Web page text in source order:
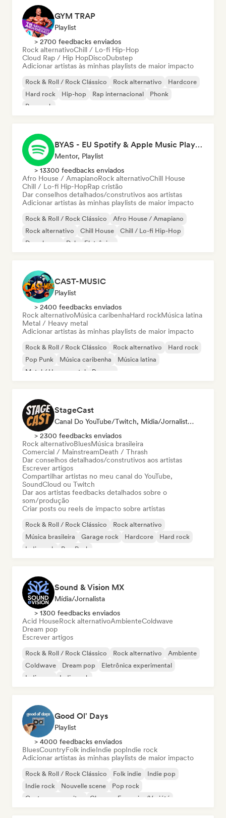
GYM TRAP
Playlist
> 2700 feedbacks enviados
Rock alternativoChill / Lo-fi Hip-Hop
Cloud Rap / Hip HopDiscoDubstep
Adicionar artistas às minhas playlists de maior impacto
Rock & Roll / Rock Clássico Rock alternativo
Hardcore
Hard rock
Hip-hop Rap internacional
Phonk
Pop rock
BYAS - EU Spotify & Apple Music Playlists
Mentor, Playlist
> 13300 feedbacks enviados
Afro House / AmapianoRock alternativoChill House
Chill / Lo-fi Hip-HopRap cristão
Dar conselhos detalhados/construtivos aos artistas
Adicionar artistas às minhas playlists de maior impacto
Rock & Roll / Rock Clássico
Afro House / Amapiano
Rock alternativo
Chill House
Chill / Lo-fi Hip-Hop
Deep house
Dub Eletrônica
CAST-MUSIC
Playlist
> 2400 feedbacks enviados
Rock alternativoMúsica caribenhaHard rockMúsica latina
Metal / Heavy metal
Adicionar artistas às minhas playlists de maior impacto
Rock & Roll / Rock Clássico Rock alternativo
Hard rock
Pop Punk
Música caribenha
Música latina
Metal / Heavy metal
Reggae
StageCast
Canal Do YouTube/Twitch, Mídia/Jornalista, Mentor, Influenciador, Especialista Em Som
> 2300 feedbacks enviados
Rock alternativoBluesMúsica brasileira
Comercial / MainstreamDeath / Thrash
Dar conselhos detalhados/construtivos aos artistas
Escrever artigos
Compartilhar artistas no meu canal do YouTube,
SoundCloud ou Twitch
Dar aos artistas feedbacks detalhados sobre o
som/produção
Criar posts ou reels de impacto sobre artistas
Rock & Roll / Rock Clássico
Rock alternativo
Música brasileira
Garage rock Hardcore
Hard rock
Indie rock
Pop Punk
Sound & Vision MX
Mídia/Jornalista
> 1300 feedbacks enviados
Acid HouseRock alternativoAmbienteColdwave
Dream pop
Escrever artigos
Rock & Roll / Rock Clássico Rock alternativo
Ambiente
Coldwave
Dream pop
Eletrônica experimental
Indie pop
Indie rock
Good Ol' Days
Playlist
> 4000 feedbacks enviados
BluesCountryFolk indieIndie popIndie rock
Adicionar artistas às minhas playlists de maior impacto
Rock & Roll / Rock Clássico Folk indie
Indie pop
Indie rock
Nouvelle scene
Pop rock
Cantor-compositor
Chanson Française/Variété